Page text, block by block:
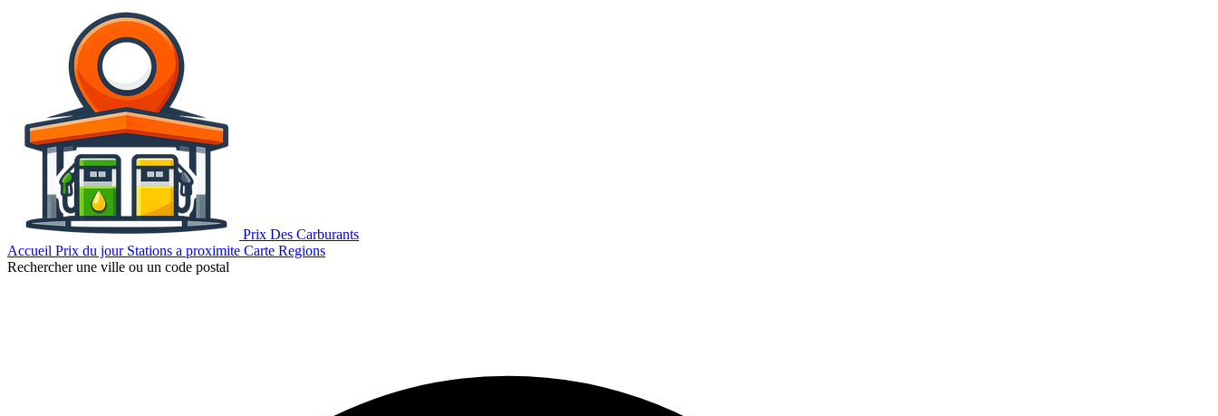
Prix Des Carburants
Accueil Prix du jour Stations a proximite Carte Regions
Rechercher une ville ou un code postal